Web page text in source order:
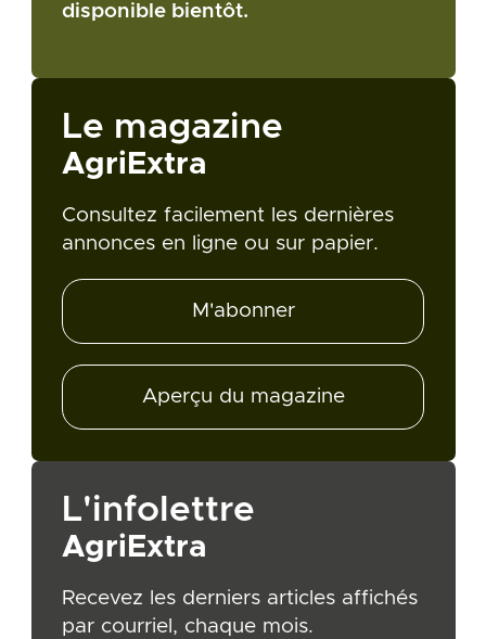
disponible bientôt.
Le magazine
AgriExtra
Consultez facilement les dernières
annonces en ligne ou sur papier.
M'abonner
Aperçu du magazine
L'infolettre
AgriExtra
Recevez les derniers articles affichés
par courriel, chaque mois.